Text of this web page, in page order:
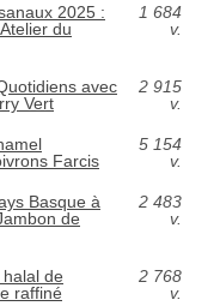
2025 :
du
1 684
v.
avec
Vert
2 915
v.
Farcis
5 154
v.
Basque à
de
2 483
v.
de
raffiné
2 768
v.